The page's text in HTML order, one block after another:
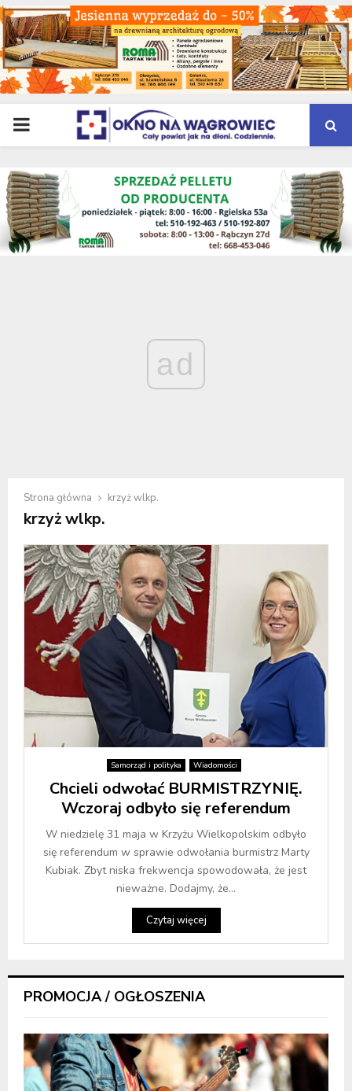
PRIMARY
MENU
ad
Strona główna krzyż wlkp.
krzyż wlkp.
Samorząd i polityka Wiadomości
Chcieli odwołać BURMISTRZYNIĘ.
Wczoraj odbyło się referendum
W niedzielę 31 maja w Krzyżu Wielkopolskim odbyło
się referendum w sprawie odwołania burmistrz Marty
Kubiak. Zbyt niska frekwencja spowodowała, że jest
nieważne. Dodajmy, że...
Czytaj więcej
PROMOCJA / OGŁOSZENIA